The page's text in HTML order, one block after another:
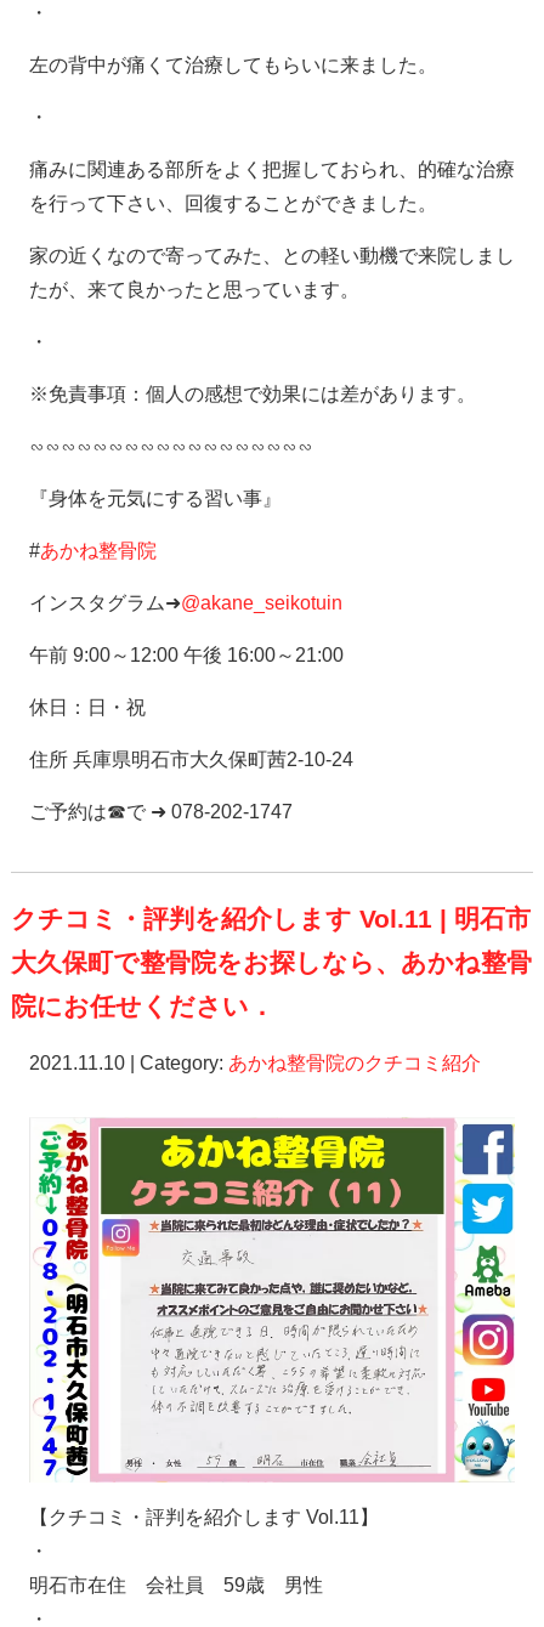
・
左の背中が痛くて治療してもらいに来ました。
・
痛みに関連ある部所をよく把握しておられ、的確な治療
を行って下さい、回復することができました。
家の近くなので寄ってみた、との軽い動機で来院しまし
たが、来て良かったと思っています。
・
※免責事項：個人の感想で効果には差があります。
∽∽∽∽∽∽∽∽∽∽∽∽∽∽∽∽∽∽
『身体を元気にする習い事』
#あかね整骨院
インスタグラム➜@akane_seikotuin
午前 9:00～12:00 午後 16:00～21:00
休日：日・祝
住所 兵庫県明石市大久保町茜2-10-24
ご予約は☎で ➜ 078-202-1747
クチコミ・評判を紹介します Vol.11 | 明石市
大久保町で整骨院をお探しなら、あかね整骨
院にお任せください．
2021.11.10 | Category: あかね整骨院のクチコミ紹介
【クチコミ・評判を紹介します Vol.11】
・
明石市在住 会社員 59歳 男性
・